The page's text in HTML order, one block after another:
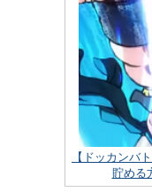
【ドッカンバ
貯める